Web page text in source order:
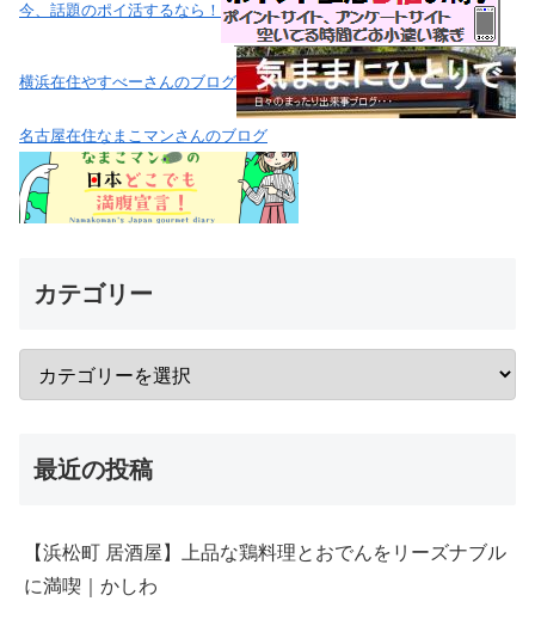
今、話題のポイ活するなら！
横浜在住やすべーさんのブログ
名古屋在住なまこマンさんのブログ
カテゴリー
最近の投稿
【浜松町 居酒屋】上品な鶏料理とおでんをリーズナブル
に満喫｜かしわ